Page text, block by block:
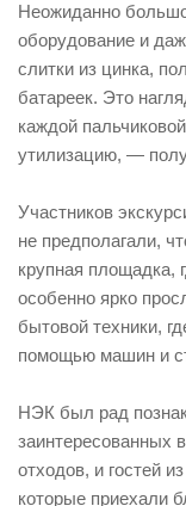
Неожиданно
оборудование и
слитки из цинка,
батареек. Это
каждой
утилизацию, —
Участников
не предполагали,
крупная площадка,
особенно ярко
бытовой техники,
помощью машин и
НЭК был рад
заинтересованных
отходов, и гостей
которые приехали